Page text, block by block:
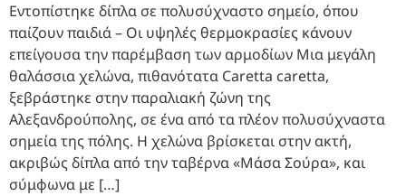
Εντοπίστηκε δίπλα σε πολυσύχναστο σημείο, όπου
παίζουν παιδιά – Οι υψηλές θερμοκρασίες κάνουν
επείγουσα την παρέμβαση των αρμοδίων Μια μεγάλη
θαλάσσια χελώνα, πιθανότατα Caretta caretta,
ξεβράστηκε στην παραλιακή ζώνη της
Αλεξανδρούπολης, σε ένα από τα πλέον πολυσύχναστα
σημεία της πόλης. Η χελώνα βρίσκεται στην ακτή,
ακριβώς δίπλα από την ταβέρνα «Μάσα Σούρα», και
σύμφωνα με […]